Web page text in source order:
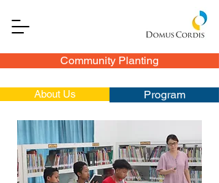
Community Planting
About Us Program